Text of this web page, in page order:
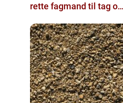
rette fagmand til tag og